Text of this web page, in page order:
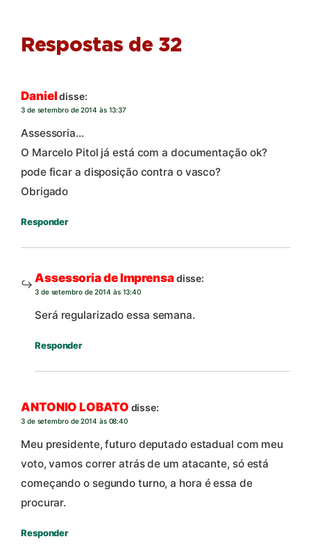
Respostas de 32
Danieldisse:
3 de setembro de 2014 às 13:37
Assessoria…
O Marcelo Pitol já está com a documentação ok?
pode ficar a disposição contra o vasco?
Obrigado
Responder
Assessoria de Imprensadisse:
3 de setembro de 2014 às 13:40
Será regularizado essa semana.
Responder
ANTONIO LOBATO disse:
3 de setembro de 2014 às 08:40
Meu presidente, futuro deputado estadual com meu
voto, vamos correr atrás de um atacante, só está
começando o segundo turno, a hora é essa de
procurar.
Responder